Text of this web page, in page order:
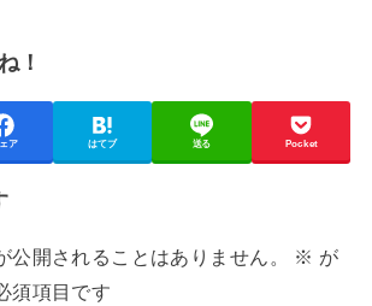
！
ア はてブ 送る Pocket
公開されることはありません。 ※ が
須項目です